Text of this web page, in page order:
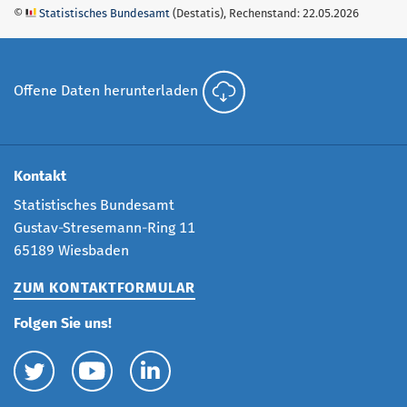
© Statistisches Bundesamt (Destatis), Rechenstand: 22.05.2026
Offene Daten herunterladen
Kontakt
Statistisches Bundesamt
Gustav-Stresemann-Ring 11
65189 Wiesbaden
ZUM KONTAKTFORMULAR
Folgen Sie uns!
Externer Link Zu Destatis auf Twitter (Öffnet neues
Externer Link Zum Destatis Youtube-Kanal